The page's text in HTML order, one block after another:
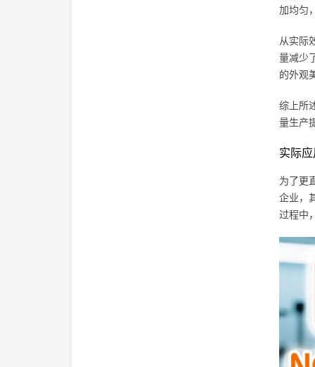
加均匀
从实际
量减少
的外观
综上所
量生产
实际
为了更
企业，
过程中